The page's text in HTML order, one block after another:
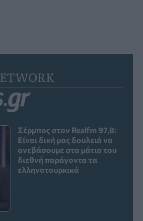
Σέρμπος στον Realfm 97,8:
Είναι δική μας δουλειά να
ανεβάσουμε στα μάτια του
διεθνή παράγοντα τα
ελληνοτουρκικά